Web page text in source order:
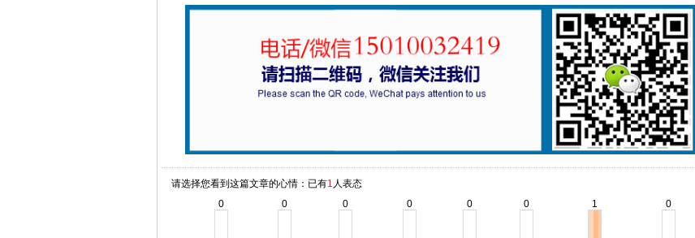
请选择您看到这篇文章的心情：已有1 人表态
0
0 0 0 0 0 1 0